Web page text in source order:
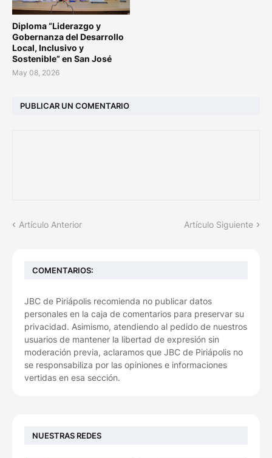
Diploma “Liderazgo y
Gobernanza del Desarrollo
Local, Inclusivo y
Sostenible” en San José
May 08, 2026
PUBLICAR UN COMENTARIO
Artículo Anterior Artículo Siguiente
COMENTARIOS:
JBC de Piriápolis recomienda no publicar datos
personales en la caja de comentarios para preservar su
privacidad. Asimismo, atendiendo al pedido de nuestros
usuarios de mantener la libertad de expresión sin
moderación previa, aclaramos que JBC de Piriápolis no
se responsabiliza por las opiniones e informaciones
vertidas en esa sección.
NUESTRAS REDES